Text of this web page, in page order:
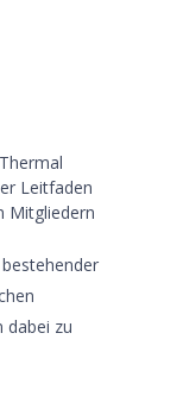
Leitfaden
Mitgliedern
dabei zu